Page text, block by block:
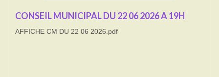
DECHETS VERTS
CONSEIL MUNICIPAL DU 22 06 2026 A 19H
AFFICHE CM DU 22 06 2026.pdf